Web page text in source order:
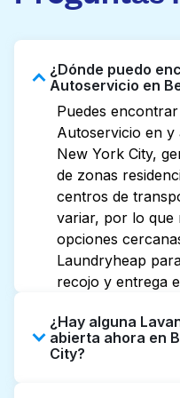
¿Dónde puedo
Autoservicio en
Puedes
Autoservicio en y
New York City,
de zonas
centros de
variar, por lo que
opciones
Laundryheap
recojo y entrega
¿Hay alguna
abierta ahora en
City?